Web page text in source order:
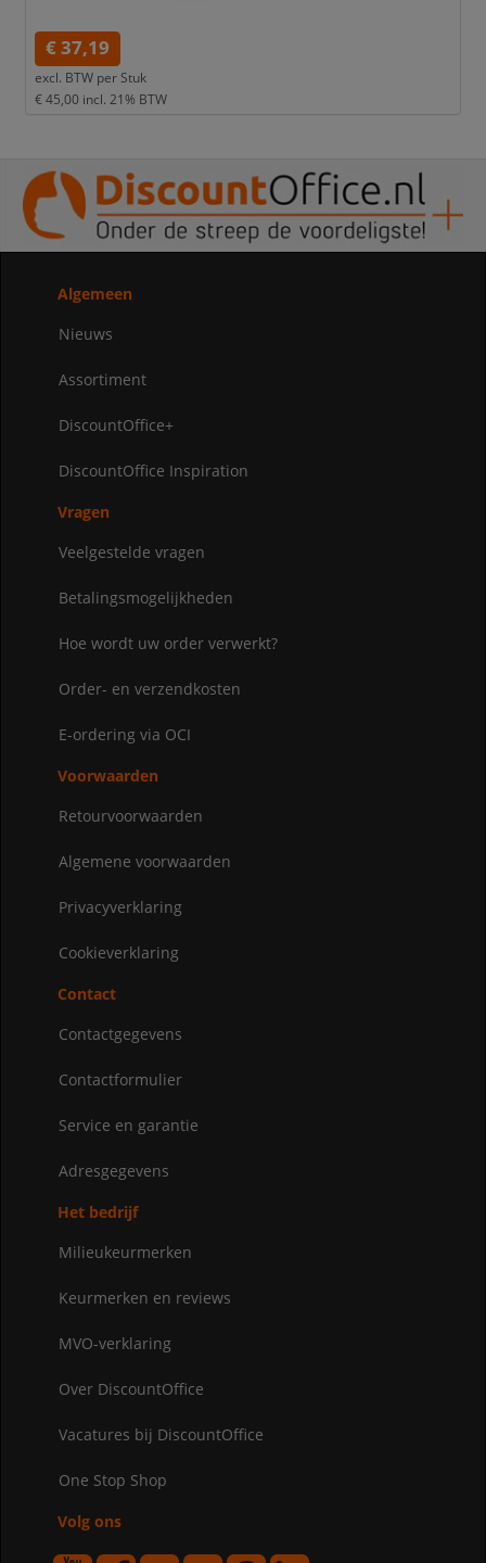
€ 37,19
excl. BTW per Stuk
€ 45,00 incl. 21% BTW
Algemeen
Nieuws
Assortiment
DiscountOffice+
DiscountOffice Inspiration
Vragen
Veelgestelde vragen
Betalingsmogelijkheden
Hoe wordt uw order verwerkt?
Order- en verzendkosten
E-ordering via OCI
Voorwaarden
Retourvoorwaarden
Algemene voorwaarden
Privacyverklaring
Cookieverklaring
Contact
Contactgegevens
Contactformulier
Service en garantie
Adresgegevens
Het bedrijf
Milieukeurmerken
Keurmerken en reviews
MVO-verklaring
Over DiscountOffice
Vacatures bij DiscountOffice
One Stop Shop
Volg ons